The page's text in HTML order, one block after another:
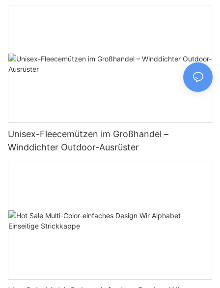
Unisex-Fleecemützen im Großhandel –
Winddichter Outdoor-Ausrüster